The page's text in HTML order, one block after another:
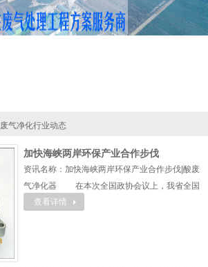
废气净化行业动态
加快海峡两岸环保产业合作步伐
资讯名称：加快海峡两岸环保产业合作步伐|酸废
气净化器 在本次全国政协会议上，我省全国
政协委员骆沙鸣提交提案，建议进一步加快海峡
查看详情